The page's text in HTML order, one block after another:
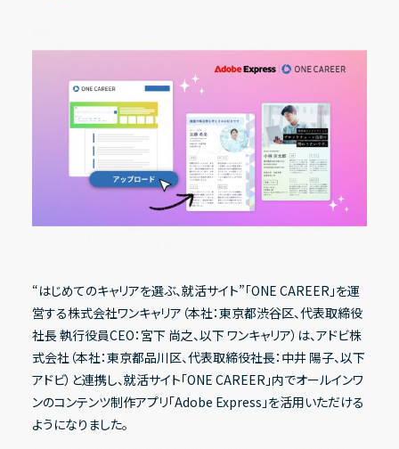
Investors Relations
IR情報一覧
IR情報一覧
代表メッセージ
コーポレート・ガバナンス
ESG方針
Recruit
Address
〒150-0031
東京都渋谷区桜丘町20-1 渋谷インフォスタワー16階
X Facebook
“はじめてのキャリアを選ぶ、就活サイト”「ONE CAREER」を運
営する株式会社ワンキャリア（本社：東京都渋谷区、代表取締役
社長 執行役員CEO：宮下 尚之、以下 ワンキャリア）は、アドビ株
式会社（本社：東京都品川区、代表取締役社長：中井 陽子、以下
アドビ）と連携し、就活サイト「ONE CAREER」内でオールインワ
ンのコンテンツ制作アプリ「Adobe Express」を活用いただける
ようになりました。